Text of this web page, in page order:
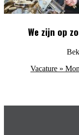
We zijn op
Vacature »